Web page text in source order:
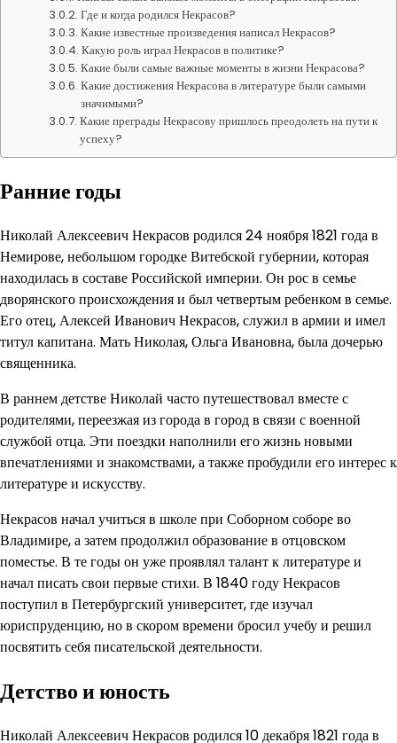
Где и когда родился Некрасов?
Какие известные произведения написал Некрасов?
Какую роль играл Некрасов в политике?
Какие были самые важные моменты в жизни Некрасова?
Какие достижения Некрасова в литературе были самыми
значимыми?
Какие преграды Некрасову пришлось преодолеть на пути к
успеху?
Ранние годы
Николай Алексеевич Некрасов родился 24 ноября 1821 года в
Немирове, небольшом городке Витебской губернии, которая
находилась в составе Российской империи. Он рос в семье
дворянского происхождения и был четвертым ребенком в семье.
Его отец, Алексей Иванович Некрасов, служил в армии и имел
титул капитана. Мать Николая, Ольга Ивановна, была дочерью
священника.
В раннем детстве Николай часто путешествовал вместе с
родителями, переезжая из города в город в связи с военной
службой отца. Эти поездки наполнили его жизнь новыми
впечатлениями и знакомствами, а также пробудили его интерес к
литературе и искусству.
Некрасов начал учиться в школе при Соборном соборе во
Владимире, а затем продолжил образование в отцовском
поместье. В те годы он уже проявлял талант к литературе и
начал писать свои первые стихи. В 1840 году Некрасов
поступил в Петербургский университет, где изучал
юриспруденцию, но в скором времени бросил учебу и решил
посвятить себя писательской деятельности.
Детство и юность
Николай Алексеевич Некрасов родился 10 декабря 1821 года в